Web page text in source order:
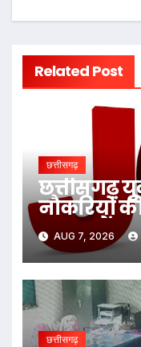
Related Post
छत्तीसगढ़
छत्तीसगढ़
नौकरियों
1235 पदों पर
ऑपरेटर के
AUG 7, 2026
छत्तीसगढ़